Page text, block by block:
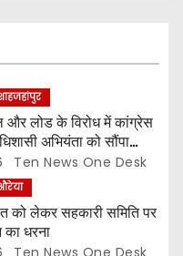
और लोड के विरोध में कांग्रेस
अभियंता को सौंपा
Ten News One Desk
को लेकर सहकारी समिति पर
धरना